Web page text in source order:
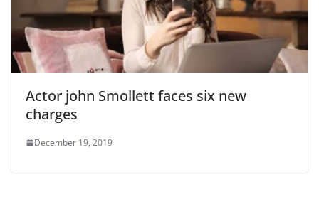
Actor john Smollett faces six new
charges
December 19, 2019